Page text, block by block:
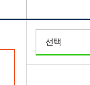
선택